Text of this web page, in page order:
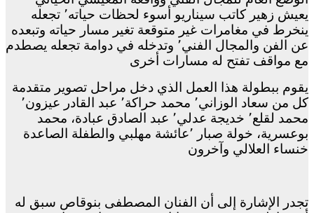
يعيش زهير كاتب سيناريو أسوء لحظات حياته٬ تجعله
ينخرط في مغامرات غير متوقعة تغير مسار حياته وتبعده
عن الفن والمجال الفني٬ وتدخله في دوامة تجعله يصطدم
مع مواقف تفتح له مسارات أخرى
يقوم ببطولة هذا العمل الذي دخل مراحل تصوير متقدمة
كل من سعاد الوزاني٬ محمد حراكة٬ عبد القادر عيزون٬
محمد لقلع٬ خديجة عدلي٬ عبد الصادق عبادة، محمد
بوعسرية، خولة صبار ٬عائشة مهلبي والطفلة الصاعدة
خنساء العلالي وآخرون
تجدر الإشارة إلى أن الفنان المصطفى بنوقاص سبق له